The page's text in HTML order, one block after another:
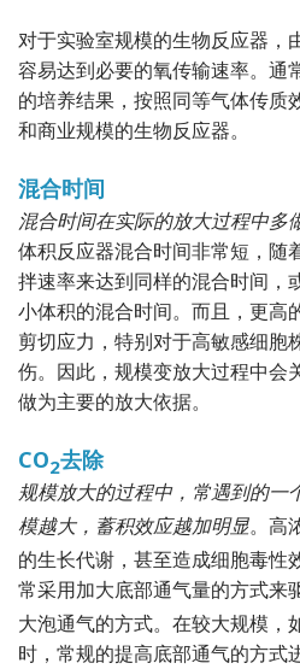
对于实验室规模的生物反应器，
容易达到必要的氧传输速率。通
的培养结果，按照同等气体传质
和商业规模的生物反应器。
混合时间
混合时间在实际的放大过程中多
体积反应器混合时间非常短，随
拌速率来达到同样的混合时间，
小体积的混合时间。而且，更高
剪切应力，特别对于高敏感细胞
伤。因此，规模变放大过程中会
做为主要的放大依据。
CO2去除
规模放大的过程中，常遇到的一
模越大，蓄积效应越加明显。高
的生长代谢，甚至造成细胞毒性
常采用加大底部通气量的方式来
大泡通气的方式。在较大规模，
时，常规的提高底部通气的方式